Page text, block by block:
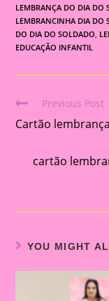
LEMBRANÇA DO DIA DO
LEMBRANCINHA DIA DO
DO DIA DO SOLDADO
EDUCAÇÃO INFANTIL
Read
more
Previous Post
Cartão
cartão
YOU MIGHT